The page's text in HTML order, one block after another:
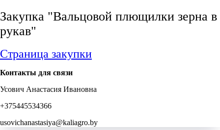
Закупка "Вальцовой плющилки зерна в
рукав"
Страница закупки
Контакты для связи
Усович Анастасия Ивановна
+375445534366
usovichanastasiya@kaliagro.by